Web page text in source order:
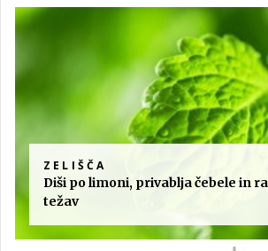
ZELIŠČA
Diši po limoni, privablja čebele in
težav